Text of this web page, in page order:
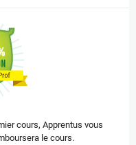
cours, Apprentus vous
le cours.